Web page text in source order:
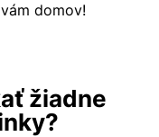
domov!
žiadne